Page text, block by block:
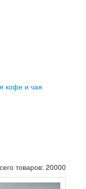
кофе и чая
товаров: 20000